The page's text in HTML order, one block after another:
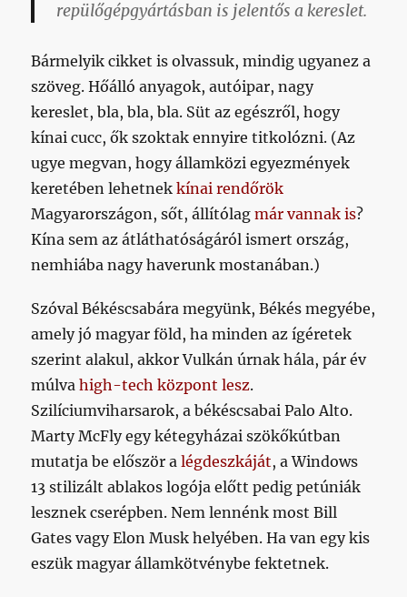
repülőgépgyártásban is jelentős a kereslet.
Bármelyik cikket is olvassuk, mindig ugyanez a
szöveg. Hőálló anyagok, autóipar, nagy
kereslet, bla, bla, bla. Süt az egészről, hogy
kínai cucc, ők szoktak ennyire titkolózni. (Az
ugye megvan, hogy államközi egyezmények
keretében lehetnekkínai rendőrök
Magyarországon, sőt, állítólagmár vannak is?
Kína sem az átláthatóságáról ismert ország,
nemhiába nagy haverunk mostanában.)
Szóval Békéscsabára megyünk, Békés megyébe,
amely jó magyar föld, ha minden az ígéretek
szerint alakul, akkor Vulkán úrnak hála, pár év
múlvahigh-tech központ lesz.
Szilíciumviharsarok, a békéscsabai Palo Alto.
Marty McFly egy kétegyházai szökőkútban
mutatja be először alégdeszkáját, a Windows
13 stilizált ablakos logója előtt pedig petúniák
lesznek cserépben. Nem lennénk most Bill
Gates vagy Elon Musk helyében. Ha van egy kis
eszük magyar államkötvénybe fektetnek.